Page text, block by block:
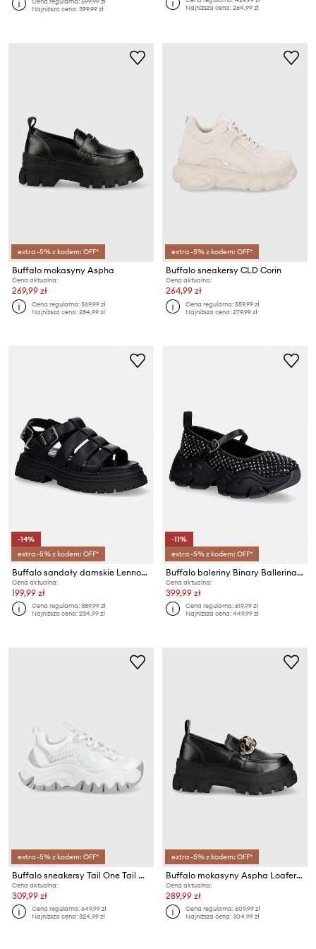
Najniższa cena:399,99 zł
Najniższa cena:264,99 zł
extra -5% z kodem: OFF*
Buffalo mokasyny Aspha
Cena aktualna:
269,99 zł
Cena regularna:569,99 zł
Najniższa cena:284,99 zł
extra -5% z kodem: OFF*
Buffalo sneakersy CLD Corin
Cena aktualna:
264,99 zł
Cena regularna:559,99 zł
Najniższa cena:279,99 zł
-14%
extra -5% z kodem: OFF*
Buffalo sandały damskie Lennox Fisher
Cena aktualna:
199,99 zł
Cena regularna:389,99 zł
Najniższa cena:234,99 zł
-11%
extra -5% z kodem: OFF*
Buffalo baleriny Binary Ballerina Glam
Cena aktualna:
399,99 zł
Cena regularna:619,99 zł
Najniższa cena:449,99 zł
extra -5% z kodem: OFF*
Buffalo sneakersy Tail One Tail One
Cena aktualna:
309,99 zł
Cena regularna:649,99 zł
Najniższa cena:324,99 zł
extra -5% z kodem: OFF*
Buffalo mokasyny Aspha Loafer Chain
Cena aktualna:
289,99 zł
Cena regularna:609,99 zł
Najniższa cena:304,99 zł